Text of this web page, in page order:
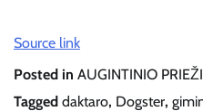
Source link
Posted in AUGINTINIO
Tagged daktaro, Dogster,